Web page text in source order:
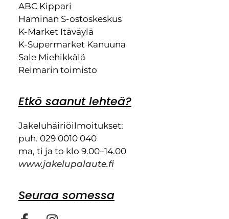
ABC Kippari
Haminan S-ostoskeskus
K-Market Itäväylä
K-Supermarket Kanuuna
Sale Miehikkälä
Reimarin toimisto
Etkö saanut lehteä?
Jakeluhäiriöilmoitukset:
puh. 029 0010 040
ma, ti ja to klo 9.00–14.00
www.jakelupalaute.fi
Seuraa somessa